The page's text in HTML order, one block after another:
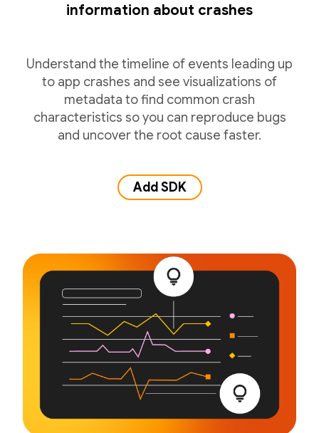
information about crashes
Understand the timeline of events leading up
to app crashes and see visualizations of
metadata to find common crash
characteristics so you can reproduce bugs
and uncover the root cause faster.
Add SDK